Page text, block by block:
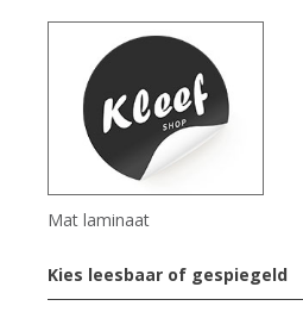
Mat laminaat
Kies leesbaar of gespiegeld